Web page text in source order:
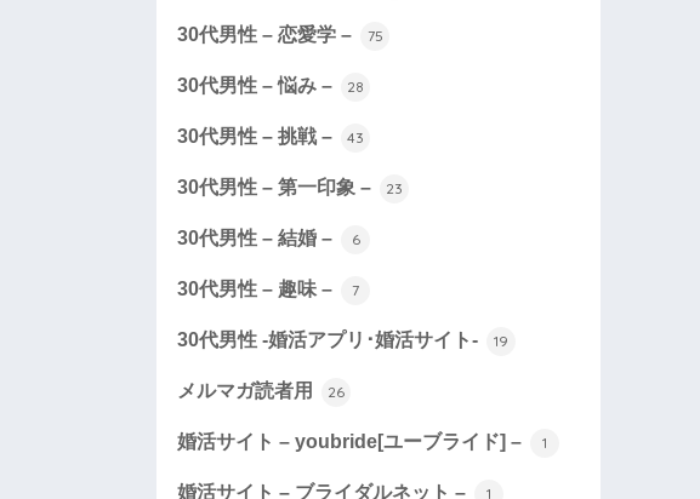
30代男性 – 恋愛学 – 75
30代男性 – 悩み – 28
30代男性 – 挑戦 – 43
30代男性 – 第一印象 – 23
30代男性 – 結婚 – 6
30代男性 – 趣味 – 7
30代男性 -婚活アプリ･婚活サイト- 19
メルマガ読者用 26
婚活サイト – youbride[ユーブライド] – 1
婚活サイト – ブライダルネット – 1